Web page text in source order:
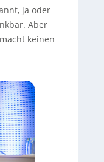
ja oder
Aber
keinen